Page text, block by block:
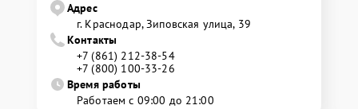
Адрес
г. Краснодар, Зиповская улица, 39
Контакты
+7 (861) 212-38-54
+7 (800) 100-33-26
Время работы
Работаем с 09:00 до 21:00